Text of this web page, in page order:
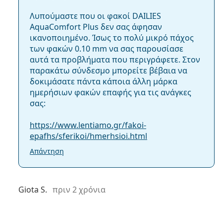
Εύκολος χειρισμός– Ελαφρά χρωματισμένος
φακός για απλοποιημένο χειρισμό.
Για ποιους προορίζονται οι φακοί
DAILIES AquaComfort Plus;
Οι φακοί DAILIES AquaComfort Plus της Alcon είναι
άνετοι και βολικοί φακοί σχεδιασμένοι για όσους:
έχουν
μυωπία
έχουνυπερμετρωπία.
θέλουν φακούς επαφής καθημερινής χρήσης που
δεν απαιτούν καθημερινή φροντίδα.
έχουν ευαίσθητα ή ξηρά μάτια.
φοράνε φακούς επαφής μόνο περιστασιακά.
Πακέτο
Κατασκευαστής: Alcon
κουτί:
30
Βάρος:
69 γρ
Κατηγορία:
Σφαιρικοί και ασφαιρικοί φακοί
επαφής
Λυπούμαστε που οι φακοί DAILIES
AquaComfort Plus δεν σας άφησαν
ικανοποιημένο. Ίσως το πολύ μικρό πάχος
των φακών 0.10 mm να σας παρουσίασε
αυτά τα προβλήματα που περιγράφετε. Στον
παρακάτω σύνδεσμο μπορείτε βέβαια να
δοκιμάσατε πάντα κάποια άλλη μάρκα
ημερήσιων φακών επαφής για τις ανάγκες
σας:
https://www.lentiamo.gr/fakoi-
epafhs/sferikoi/hmerhsioi.html
Απάντηση
Giota S. πριν 2 χρόνια